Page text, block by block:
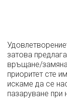
затова
връщане/
приоритет сте
искаме да се
пазаруване при